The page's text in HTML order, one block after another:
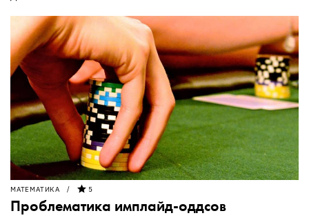
МАТЕМАТИКА 5
Проблематика имплайд-оддсов